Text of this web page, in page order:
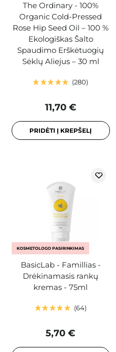
The Ordinary - 100%
Organic Cold-Pressed
Rose Hip Seed Oil – 100 %
Ekologiškas Šalto
Spaudimo Erškėtuogių
Sėklų Aliejus – 30 ml
280
11,70 €
PRIDĖTI Į KREPŠELĮ
KOSMETOLOGO PASIRINKIMAS
BasicLab - Famillias -
Drėkinamasis rankų
kremas - 75ml
64
5,70 €